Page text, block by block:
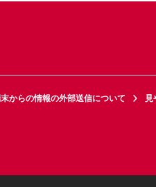
からの情報の外部送信について
見